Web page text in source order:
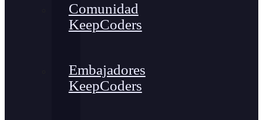
Comunidad
KeepCoders
Embajadores
KeepCoders